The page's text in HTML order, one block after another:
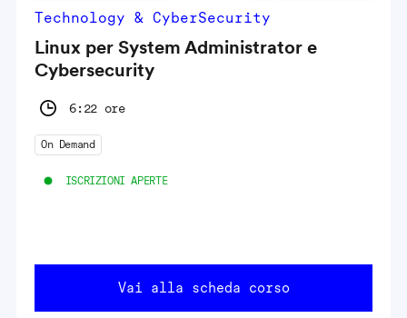
Technology & CyberSecurity
Linux per System Administrator e
Cybersecurity
6:22 ore
On Demand
ISCRIZIONI APERTE
Vai alla scheda corso